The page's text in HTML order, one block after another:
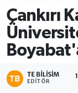
Çankırı
TE BILISIM
EDITÖR
Süper Lig
Tüm
Son Dakika